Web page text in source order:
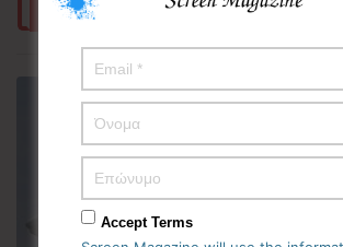
Περισσότερα
Accept Terms